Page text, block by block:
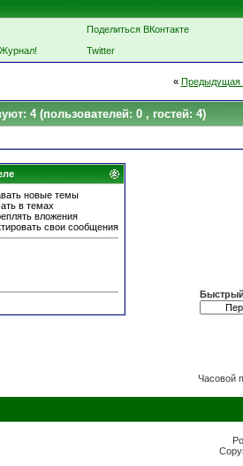
Поделиться ВКонтакте
Twitter
« Предыдущая
4 (пользователей: 0 , гостей: 4)
новые темы
в темах
вложения
свои сообщения
Часовой